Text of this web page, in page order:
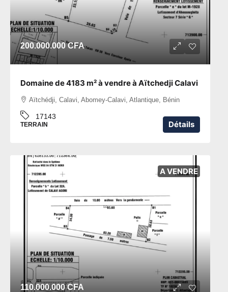
200.000.000 CFA
Domaine de 4183 m² à vendre à Aïtchedji Calavi
Aïtchédji, Calavi, Abomey-Calavi, Atlantique, Bénin
17143
TERRAIN Détails
A VENDRE
110.000.000 CFA